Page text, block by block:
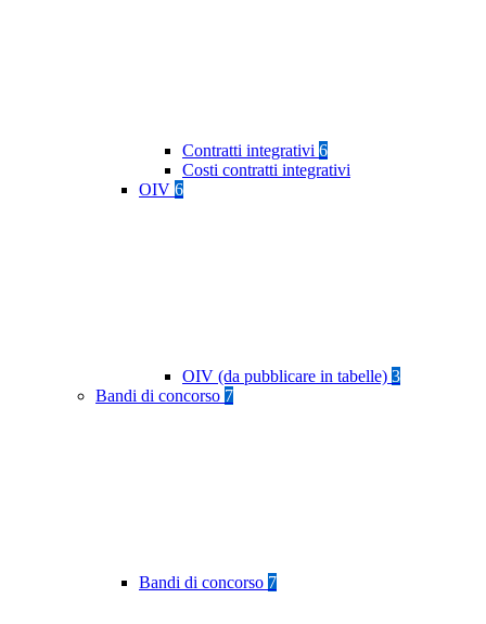
Contratti integrativi 6
Costi contratti integrativi
OIV 6
OIV (da pubblicare in tabelle) 3
Bandi di concorso 7
Bandi di concorso 7